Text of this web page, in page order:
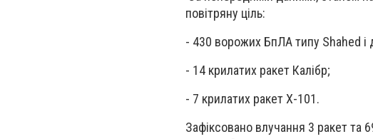
повітряну ціль:
- 430 ворожих БпЛА типу Shahed і
- 14 крилатих ракет Калібр;
- 7 крилатих ракет Х-101.
Зафіксовано влучання 3 ракет та